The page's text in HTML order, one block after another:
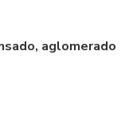
aglomerado